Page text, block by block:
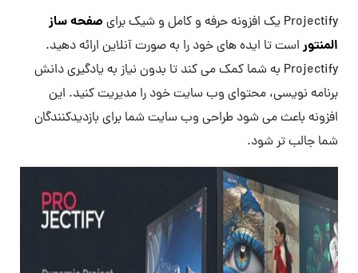
Projectify یک افزونه حرفه و کامل و شیک برای
صفحه ساز
المنتور است تا ایده های خود را به صورت آنلاین ارائه دهید.
Projectify به شما کمک می کند تا بدون نیاز به یادگیری دانش
برنامه نویسی، محتوای وب سایت خود را مدیریت کنید. این
افزونه باعث می شود طراحی وب سایت شما برای بازدیدکنندگان
شما جالب تر شود.